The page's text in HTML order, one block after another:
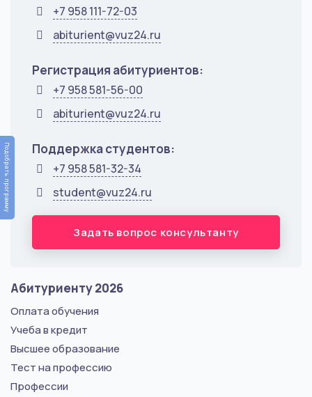
+7 958 111-72-03
abiturient@vuz24.ru
Регистрация абитуриентов:
+7 958 581-56-00
abiturient@vuz24.ru
Поддержка студентов:
+7 958 581-32-34
student@vuz24.ru
Задать вопрос консультанту
Абитуриенту 2026
Оплата обучения
Учеба в кредит
Высшее образование
Тест на профессию
Профессии
Подобрать программу